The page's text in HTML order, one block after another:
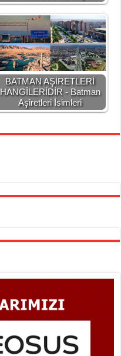
BATMAN AŞİRETLERİ
HANGİLERİDİR - Batman
Aşiretleri İsimleri